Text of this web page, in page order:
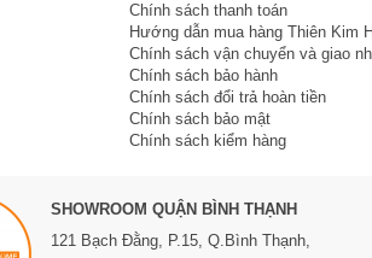
Chính sách thanh toán
Hướng dẫn mua hàng Thiên Kim
Chính sách vận chuyển và giao
Chính sách bảo hành
Chính sách đổi trả hoàn tiền
Chính sách bảo mật
Chính sách kiểm hàng
SHOWROOM QUẬN BÌNH THẠNH
121 Bạch Đằng, P.15, Q.Bình Thạnh,